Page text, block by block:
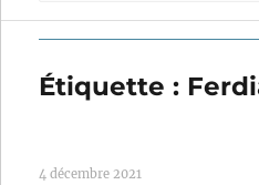
:
Étiquette :
4 décembre 2021